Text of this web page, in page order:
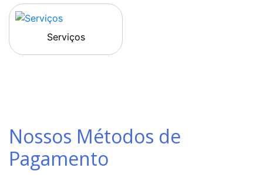
Serviços
Nossos Métodos de
Pagamento